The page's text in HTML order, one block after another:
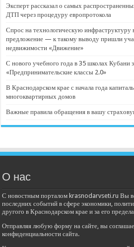
Эксперт рассказал о самых
ДТП через процедуру европротокола
Спрос на технологическую
предложение — к такому выводу пришли
недвижимости «Движение»
С нового учебного года в 35 школах Кубани
«Предпринимательские классы 2.0»
В Краснодарском крае с начала года
многоквартирных домов
Важные правила обращения в вашу
О нас
С новостным порталом krasnodarvseti.ru Вы
последних событий в сфере экономики,
другого в Краснодарском крае и за его
Отправляя любую форму на сайте, вы
конфиденциальности сайта.